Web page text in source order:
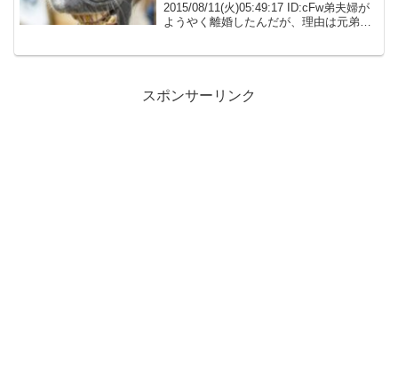
2015/08/11(火)05:49:17 ID:cFw弟夫婦が
ようやく離婚したんだが、理由は元弟嫁
スポンサーリンク